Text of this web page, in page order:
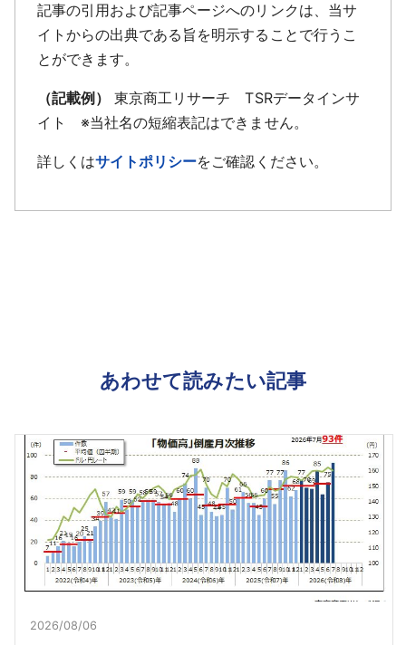
記事の引用および記事ページへのリンクは、当サ
イトからの出典である旨を明示することで行うこ
とができます。
（記載例）
東京商工リサーチ TSRデータインサ
イト ※当社名の短縮表記はできません。
詳しくはサイトポリシーをご確認ください。
あわせて読みたい記事
2026/08/06